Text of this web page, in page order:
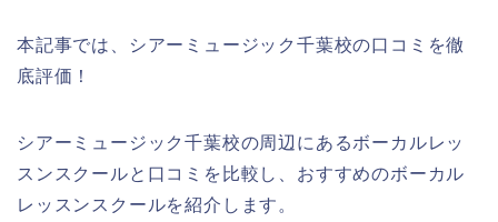
本記事では、シアーミュージック千葉校の口コミを徹
底評価！
シアーミュージック千葉校の周辺にあるボーカルレッ
スンスクールと口コミを比較し、おすすめのボーカル
レッスンスクールを紹介します。